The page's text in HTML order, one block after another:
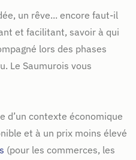
un rêve... encore faut-il
et facilitant, savoir à qui
lors des phases
Le Saumurois vous
d’un contexte économique
et à un prix moins élevé
(pour les commerces, les